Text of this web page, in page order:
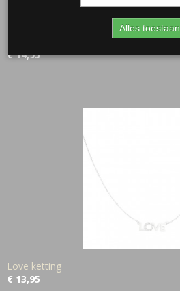
€ 14,95
Love ketting
€ 13,95
Alles toestaan